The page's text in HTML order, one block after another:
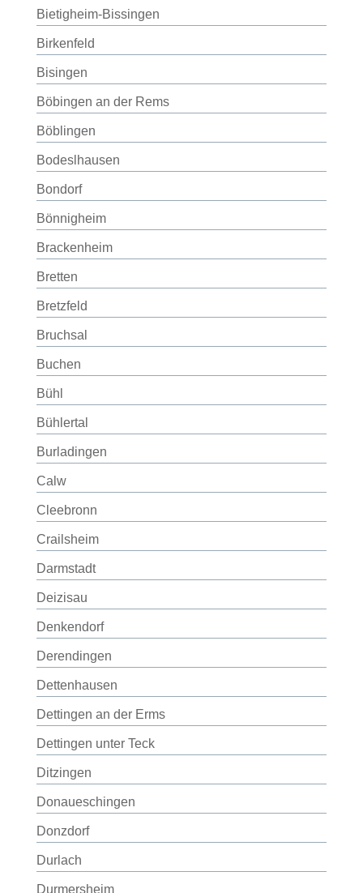
Bietigheim-Bissingen
Birkenfeld
Bisingen
Böbingen an der Rems
Böblingen
Bodeslhausen
Bondorf
Bönnigheim
Brackenheim
Bretten
Bretzfeld
Bruchsal
Buchen
Bühl
Bühlertal
Burladingen
Calw
Cleebronn
Crailsheim
Darmstadt
Deizisau
Denkendorf
Derendingen
Dettenhausen
Dettingen an der Erms
Dettingen unter Teck
Ditzingen
Donaueschingen
Donzdorf
Durlach
Durmersheim